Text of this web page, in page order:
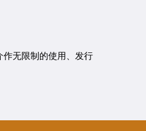
无限制的使用、发行